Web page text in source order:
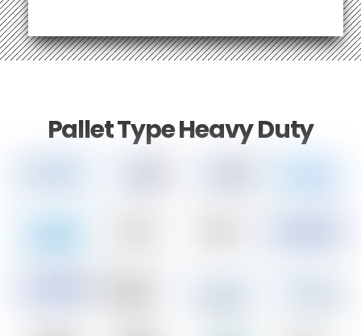
Pallet Type Heavy Duty